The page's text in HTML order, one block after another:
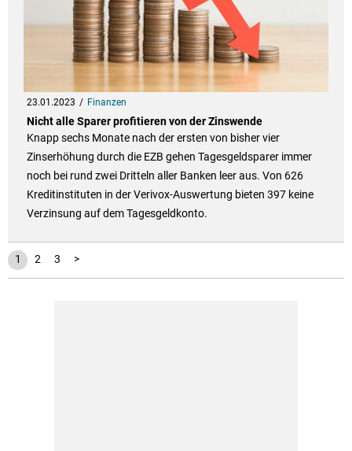
23.01.2023 Finanzen
Nicht alle Sparer profitieren von der Zinswende
Knapp sechs Monate nach der ersten von bisher vier
Zinserhöhung durch die EZB gehen Tagesgeldsparer immer
noch bei rund zwei Dritteln aller Banken leer aus. Von 626
Kreditinstituten in der Verivox-Auswertung bieten 397 keine
Verzinsung auf dem Tagesgeldkonto.
1 2 3 >